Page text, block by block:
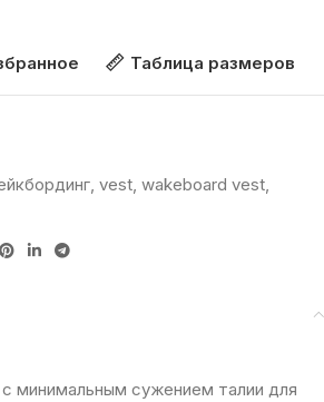
Таблица размеров
, vest, wakeboard vest,
с минимальным сужением талии для